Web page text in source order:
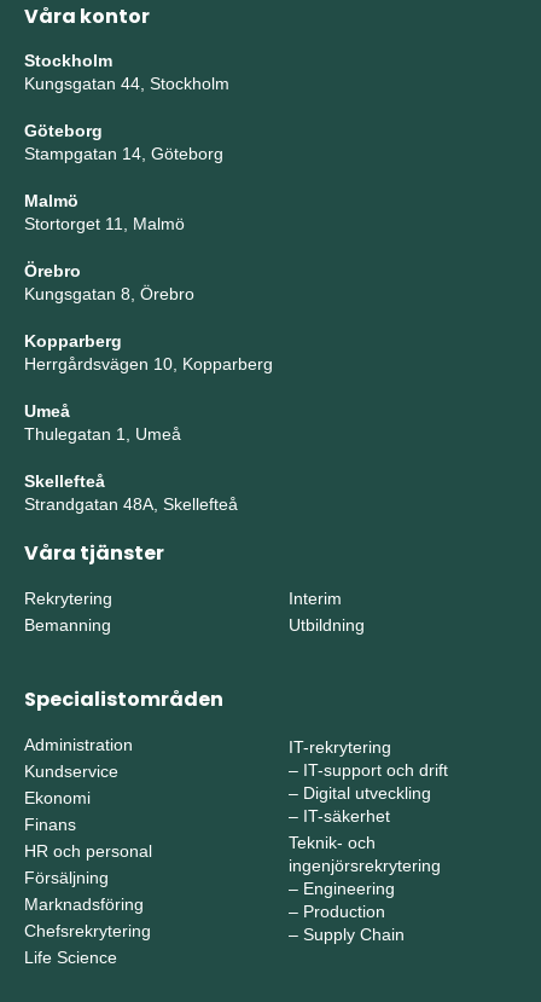
Våra kontor
Stockholm
Kungsgatan 44, Stockholm
Göteborg
Stampgatan 14, Göteborg
Malmö
Stortorget 11, Malmö
Örebro
Kungsgatan 8, Örebro
Kopparberg
Herrgårdsvägen 10, Kopparberg
Umeå
Thulegatan 1, Umeå
Skellefteå
Strandgatan 48A, Skellefteå
Våra tjänster
Rekrytering
Bemanning
Interim
Utbildning
Specialistområden
Administration
Kundservice
Ekonomi
Finans
HR och personal
Försäljning
Marknadsföring
Chefsrekrytering
Life Science
IT-rekrytering
– IT-support och drift
– Digital utveckling
– IT-säkerhet
Teknik- och
ingenjörsrekrytering
– Engineering
– Production
– Supply Chain